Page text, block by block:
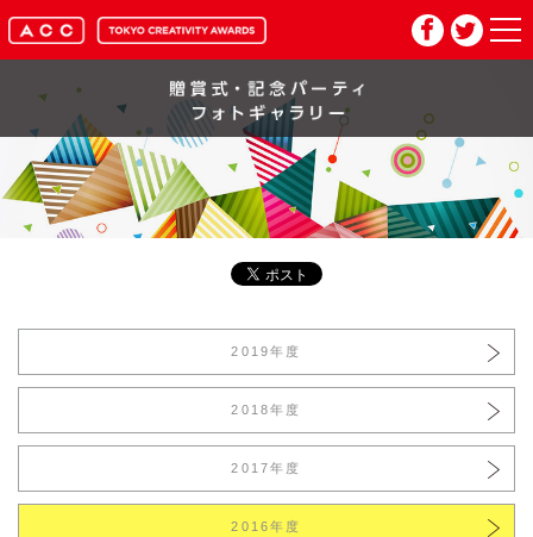
HOME
マイページ
2026年審査委員紹介
入賞作品
お問い合わせ
2019年度
2018年度
2017年度
2016年度